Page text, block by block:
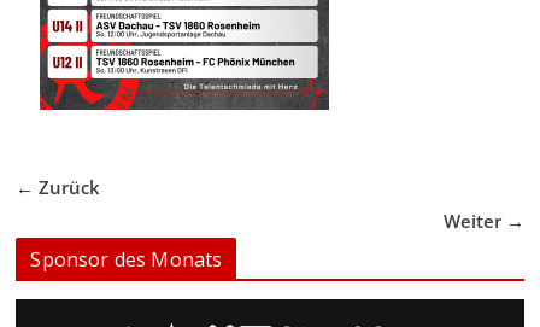
← Zurück
Weiter →
Sponsor des Monats